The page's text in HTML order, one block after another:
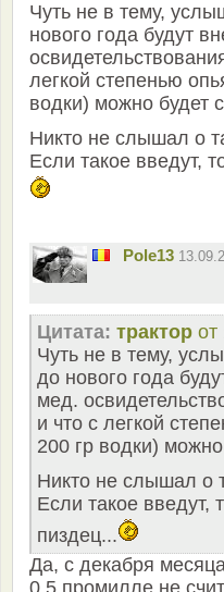
Чуть не в тему,
нового года будут
легкой степенью
водки) можно будет
Никто не слышал о
Если такое введут,
Pole13
Цитата: трактор от
Чуть не в тему,
до нового года
мед.
и что с легкой
200 гр водки)
Никто не слышал о
Если такое введут,
пиздец...
Да, с декабря